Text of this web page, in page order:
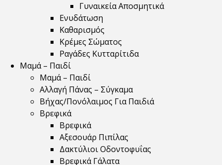
Γυναικεία Αποσμητικά
Ενυδάτωση
Καθαρισμός
Κρέμες Σώματος
Ραγάδες Κυτταρίτιδα
Μαμά – Παιδί
Μαμά – Παιδί
Αλλαγή Πάνας – Σύγκαμα
Βήχας/Πονόλαιμος Για Παιδιά
Βρεφικά
Βρεφικά
Αξεσουάρ Πιπίλας
Δακτύλιοι Οδοντοφυΐας
Βρεφικά Γάλατα